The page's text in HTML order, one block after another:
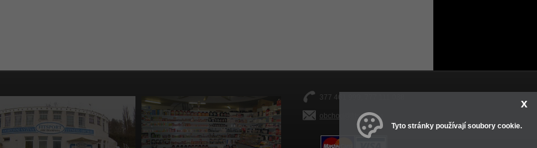
377 461 999, 777 111 038
obchod@fitsport.eu
x
Tyto stránky používají soubory cookie.